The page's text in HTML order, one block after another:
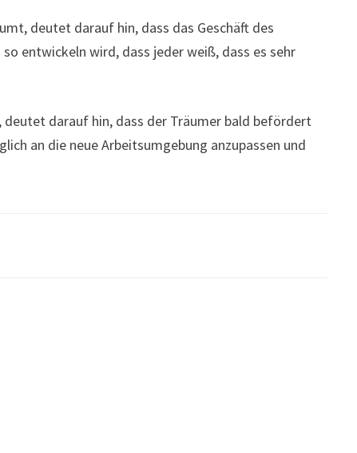
deutet darauf hin, dass das Geschäft des
entwickeln wird, dass jeder weiß, dass es sehr
darauf hin, dass der Träumer bald befördert
an die neue Arbeitsumgebung anzupassen und